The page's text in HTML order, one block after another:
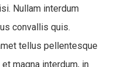
Nullam interdum
convallis quis.
tellus pellentesque
magna interdum, in